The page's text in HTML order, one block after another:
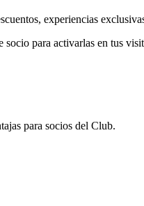
experiencias
socio para activarlas en tus
para socios del Club.